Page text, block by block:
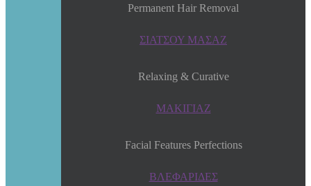
Permanent Hair Removal
ΣΙΑΤΣΟΥ ΜΑΣΑΖ
Relaxing & Curative
ΜΑΚΙΓΙΑΖ
Facial Features Perfections
ΒΛΕΦΑΡΙΔΕΣ